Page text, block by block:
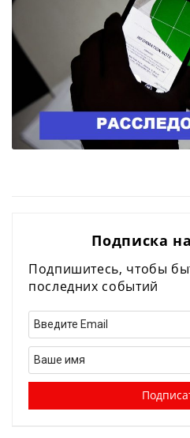
Подписка
Подпишитесь, чтобы
последних событий